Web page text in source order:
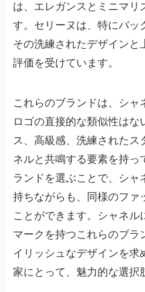
は、エレガンスとミニマリ
す。セリーヌは、特にバッ
その洗練されたデザインと
評価を受けています。
これらのブランドは、シャ
ロゴの直接的な類似性はな
ス、高級感、洗練されたス
ネルと共鳴する要素を持っ
ランドを選ぶことで、シャ
持ちながらも、同様のファ
ことができます。シャネル
マークを持つこれらのブラ
イリッシュなデザインを求
家にとって、魅力的な選択